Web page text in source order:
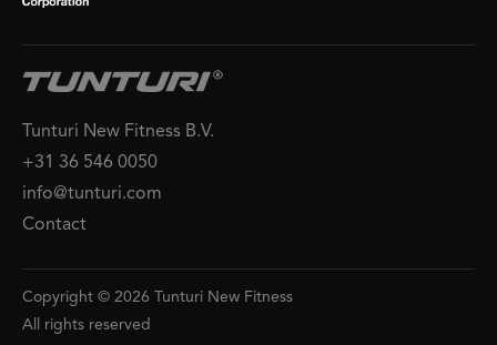
Tunturi New Fitness B.V.
+31 36 546 0050
info@tunturi.com
Contact
Copyright © 2026 Tunturi New Fitness
All rights reserved